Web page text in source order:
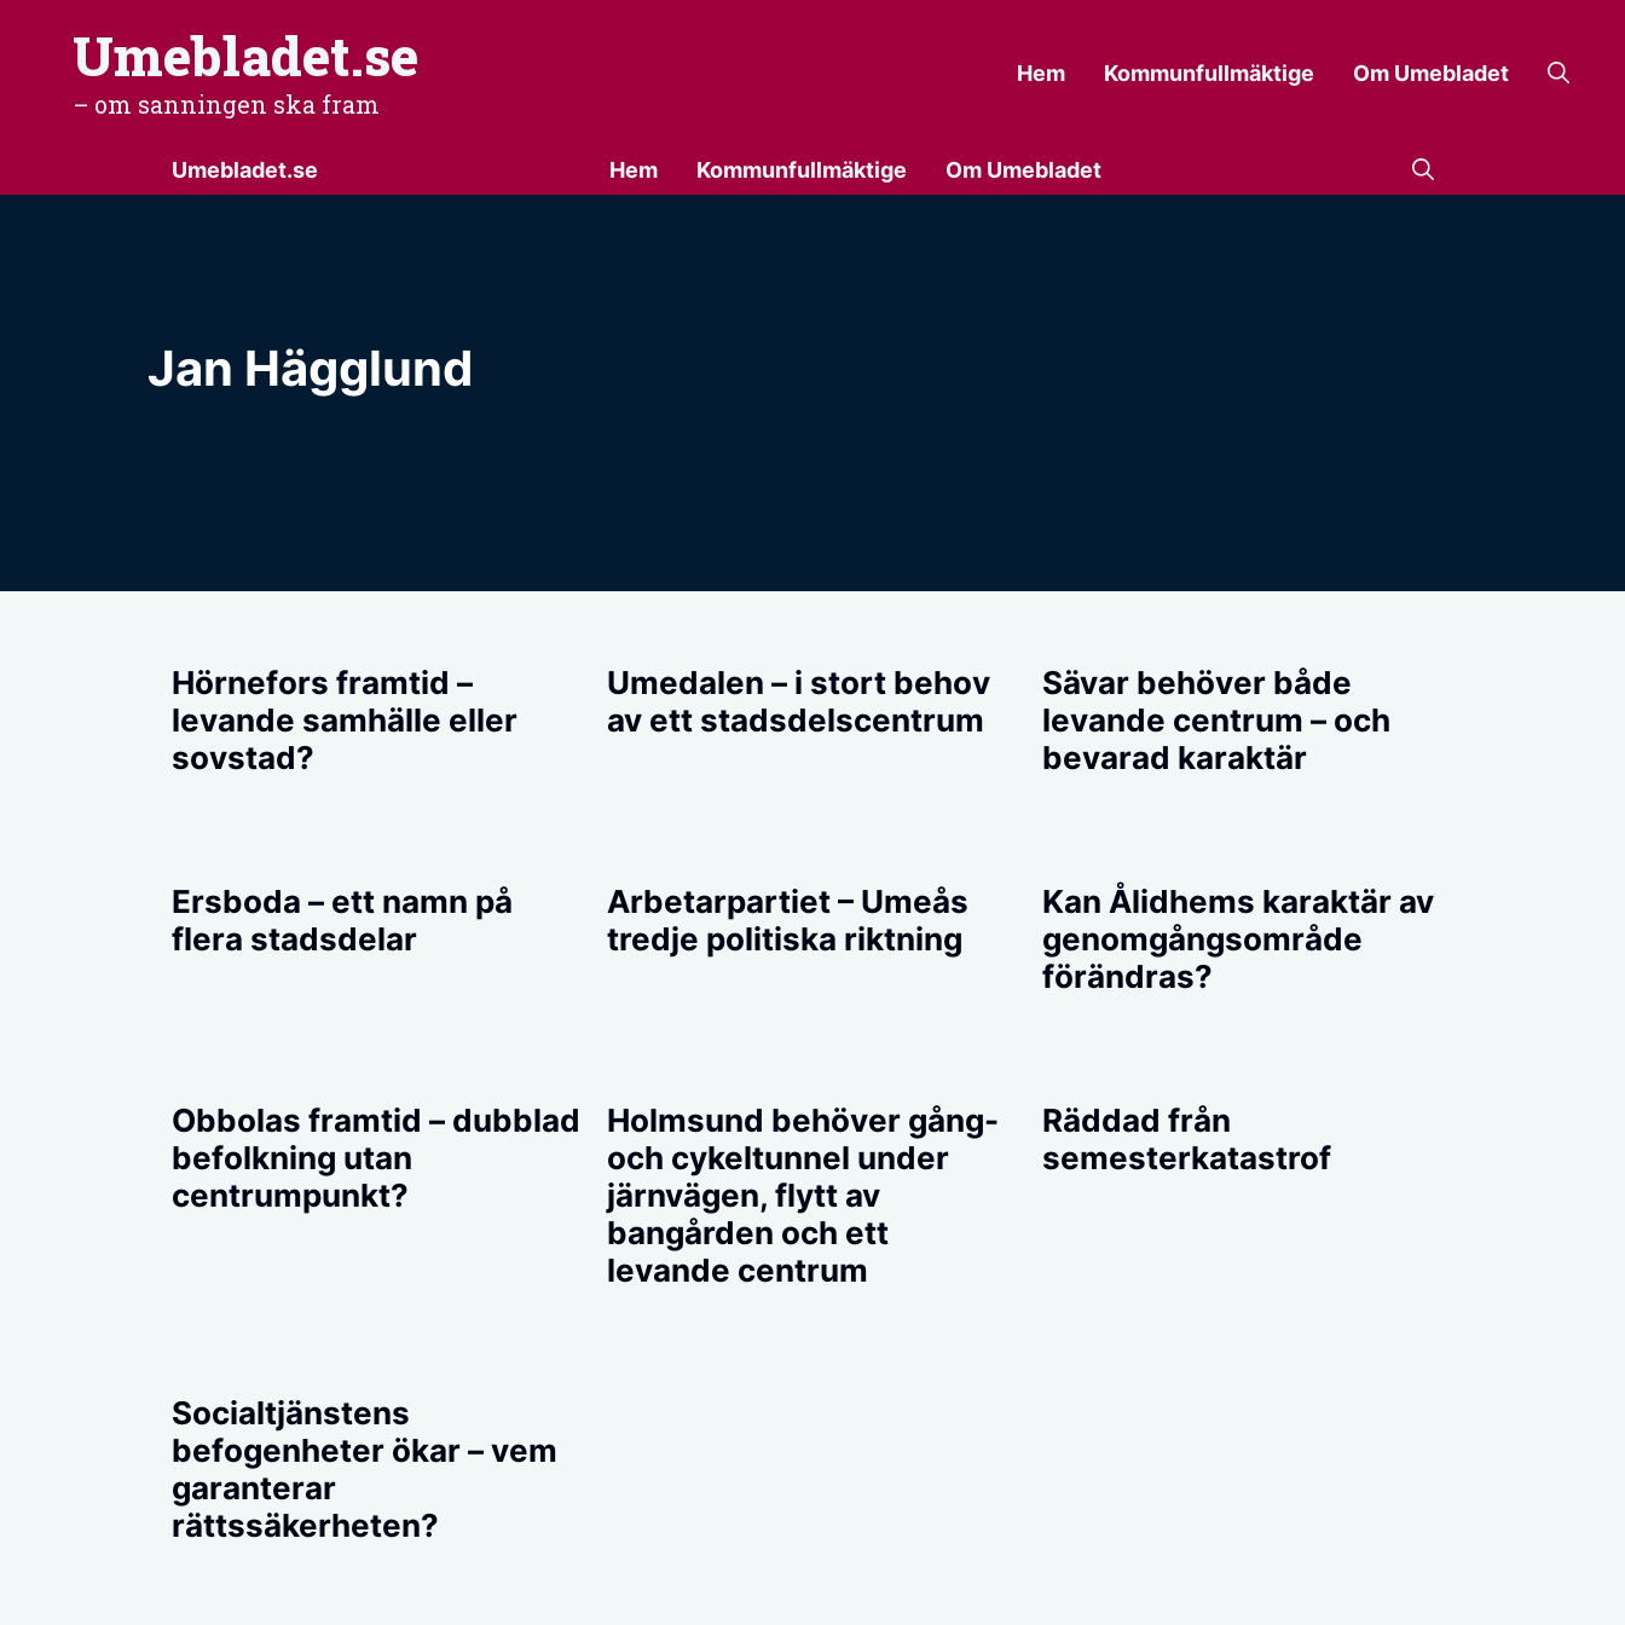
innehåll
Umebladet.se
– om sanningen ska fram
Hem Kommunfullmäktige Om Umebladet
Umebladet.se Hem Kommunfullmäktige Om Umebladet
Jan Hägglund
Hörnefors framtid –
levande samhälle eller
sovstad?
Umedalen – i stort behov
av ett stadsdelscentrum
Sävar behöver både
levande centrum – och
bevarad karaktär
Ersboda – ett namn på
flera stadsdelar
Arbetarpartiet – Umeås
tredje politiska riktning
Kan Ålidhems karaktär av
genomgångsområde
förändras?
Obbolas framtid – dubblad
befolkning utan
centrumpunkt?
Holmsund behöver gång-
och cykeltunnel under
järnvägen, flytt av
bangården och ett
levande centrum
Räddad från
semesterkatastrof
Socialtjänstens
befogenheter ökar – vem
garanterar
rättssäkerheten?